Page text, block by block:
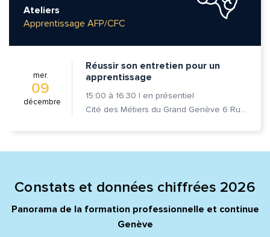
Ateliers
Apprentissage AFP/CFC
mer.
09
décembre
Réussir son entretien pour un
apprentissage
15:00 à 16:30 | en présentiel
Cité des Métiers du Grand Genève 6 Rue Prévost-Martin 1205 Genève
Constats et données chiffrées 2026
Panorama de la formation professionnelle et continue
Genève